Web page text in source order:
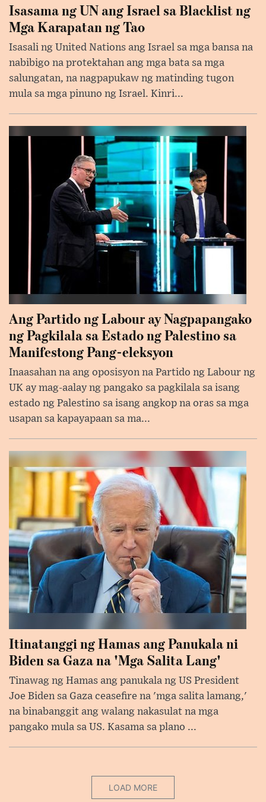
Isasama ng UN ang Israel sa Blacklist ng
Mga Karapatan ng Tao
Isasali ng United Nations ang Israel sa mga bansa na
nabibigo na protektahan ang mga bata sa mga
salungatan, na nagpapukaw ng matinding tugon
mula sa mga pinuno ng Israel. Kinri...
Ang Partido ng Labour ay Nagpapangako
ng Pagkilala sa Estado ng Palestino sa
Manifestong Pang-eleksyon
Inaasahan na ang oposisyon na Partido ng Labour ng
UK ay mag-aalay ng pangako sa pagkilala sa isang
estado ng Palestino sa isang angkop na oras sa mga
usapan sa kapayapaan sa ma...
Itinatanggi ng Hamas ang Panukala ni
Biden sa Gaza na 'Mga Salita Lang'
Tinawag ng Hamas ang panukala ng US President
Joe Biden sa Gaza ceasefire na 'mga salita lamang,'
na binabanggit ang walang nakasulat na mga
pangako mula sa US. Kasama sa plano ...
LOAD MORE